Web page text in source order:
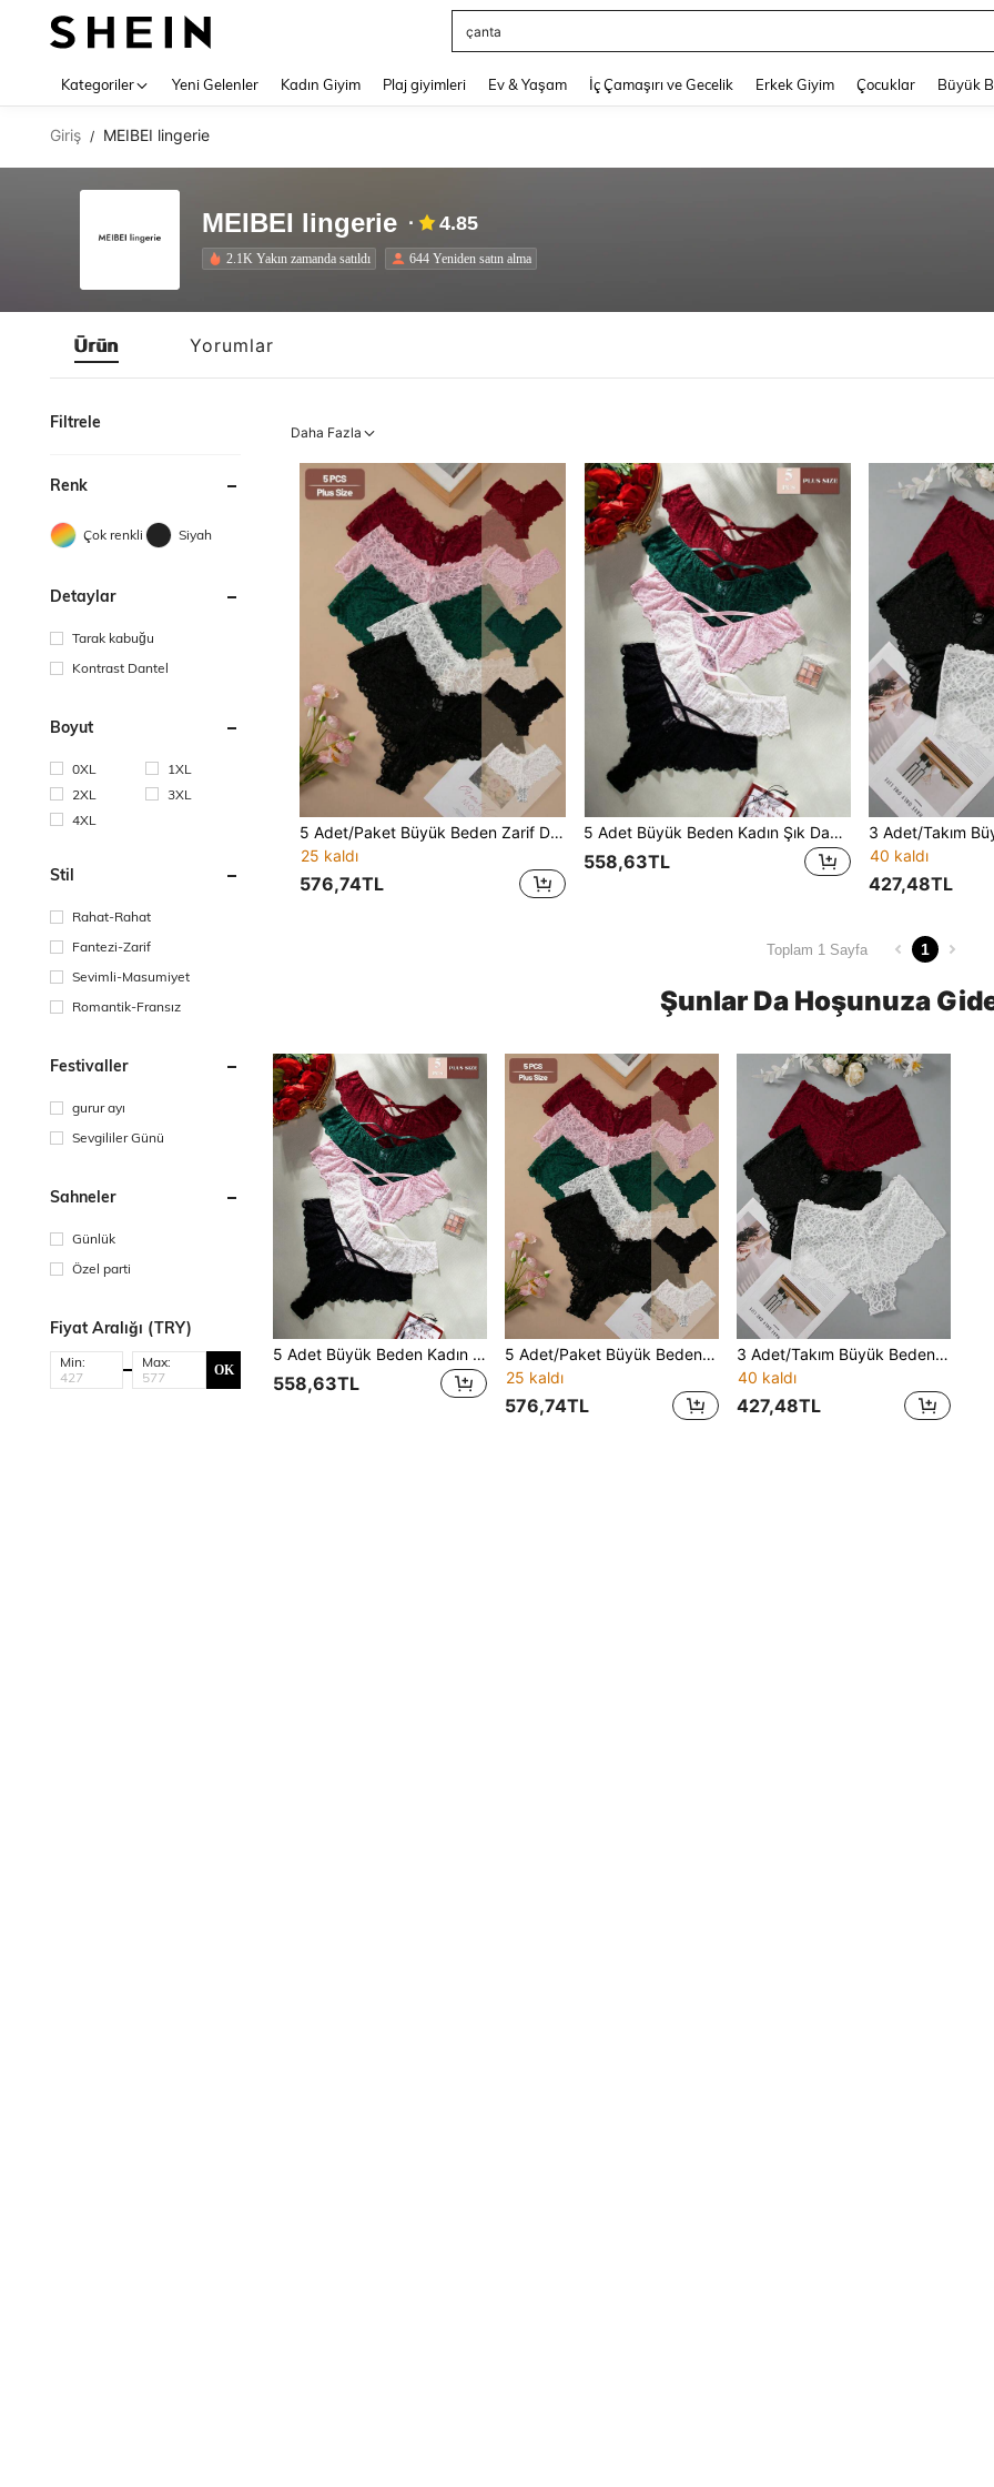
çanta
Kategoriler Yeni Gelenler Kadın Giyim Plaj giyimleri Ev & Yaşam İç Çamaşırı ve Gecelik Erkek Giyim Çocuklar Büyük
Giriş / MEIBEI lingerie
MEIBEI lingerie 4.85
2.1K Yakın zamanda satıldı 644 Yeniden satın alma
Ürün Yorumlar
Filtrele
Renk
Çok renkli Siyah
Detaylar
Tarak kabuğu
Kontrast Dantel
Boyut
0XL
1XL
2XL
3XL
4XL
Stil
Rahat-Rahat
Fantezi-Zarif
Sevimli-Masumiyet
Romantik-Fransız
Festivaller
gurur ayı
Sevgililer Günü
Sahneler
Günlük
Özel parti
Fiyat Aralığı (TRY)
Min: Max: OK
Daha Fazla
5 Adet/Paket Büyük Beden Zarif Dantel Tasarım Üçgen Külot İç Çamaşırı
25 kaldı
576,74TL
5 Adet Büyük Beden Kadın Şık Dantel Çapraz Külot Takımı
558,63TL
40 kaldı
427,48TL
Toplam 1 Sayfa 1
Şunlar Da Hoşunuza
5 Adet Büyük Beden Kadın Şık Dantel Çapraz Külot Takımı
558,63TL
5 Adet/Paket Büyük Beden Zarif Dantel Tasarım Üçgen Külot İç Çamaşırı
25 kaldı
576,74TL
3 Adet/Takım Büyük Beden Seksi Dantel Külot, Fantezi Zarif Serisi İç Çamaşırı
40 kaldı
427,48TL